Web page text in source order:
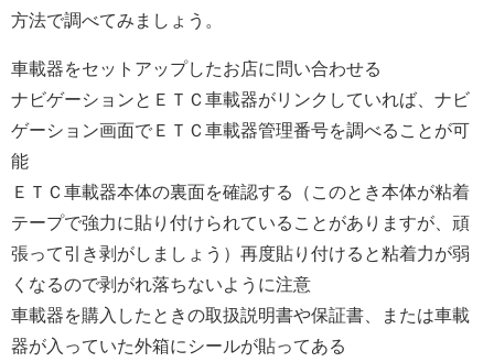
方法で調べてみましょう。
車載器をセットアップしたお店に問い合わせる
ナビゲーションとＥＴＣ車載器がリンクしていれば、ナビ
ゲーション画面でＥＴＣ車載器管理番号を調べることが可
能
ＥＴＣ車載器本体の裏面を確認する（このとき本体が粘着
テープで強力に貼り付けられていることがありますが、頑
張って引き剥がしましょう）再度貼り付けると粘着力が弱
くなるので剥がれ落ちないように注意
車載器を購入したときの取扱説明書や保証書、または車載
器が入っていた外箱にシールが貼ってある